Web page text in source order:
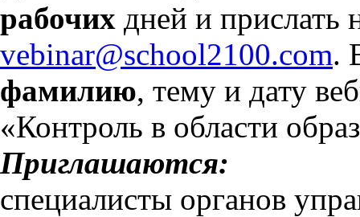
рабочих дней и прислать
vebinar@school2100.com.
фамилию, тему и дату
«Контроль в области
Приглашаются:
специалисты органов